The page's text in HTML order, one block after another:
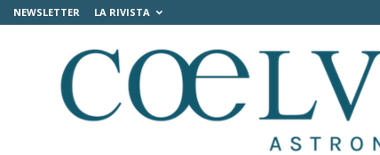
NEWSLETTER LA RIVISTA